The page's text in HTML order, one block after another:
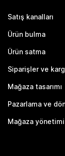
Satış kanalları
Ürün bulma
Ürün satma
Siparişler ve
Mağaza tasarımı
Pazarlama ve
Mağaza yönetimi